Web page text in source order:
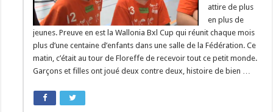
attire de plus
en plus de
jeunes. Preuve en est la Wallonia Bxl Cup qui réunit chaque mois
plus d’une centaine d’enfants dans une salle de la Fédération. Ce
matin, c’était au tour de Floreffe de recevoir tout ce petit monde.
Garçons et filles ont joué deux contre deux, histoire de bien …